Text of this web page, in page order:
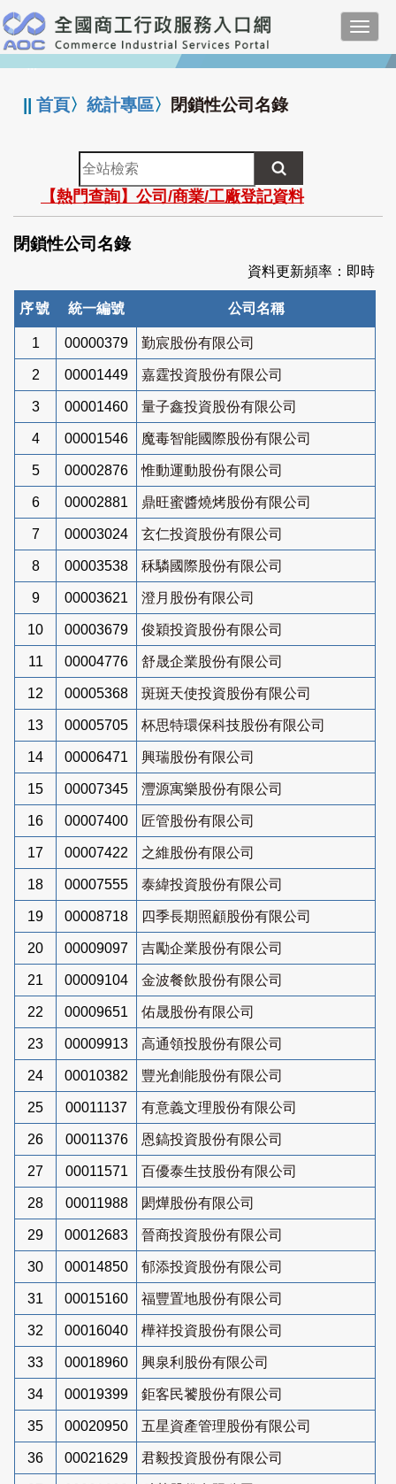
跳
到
主
要
:::
||首頁〉統計專區〉 閉鎖性公司名錄
全
站
檢
索
【熱門查詢】公司/商業/工廠登記資料
閉鎖性公司名錄
資料更新頻率：即時
序號 統一編號 公司名稱
1 00000379 勤宸股份有限公司
2 00001449 嘉霆投資股份有限公司
3 00001460 量子鑫投資股份有限公司
4 00001546 魔毒智能國際股份有限公司
5 00002876 惟動運動股份有限公司
6 00002881 鼎旺蜜醬燒烤股份有限公司
7 00003024 玄仁投資股份有限公司
8 00003538 秝驎國際股份有限公司
9 00003621 澄月股份有限公司
10 00003679 俊穎投資股份有限公司
11 00004776 舒晟企業股份有限公司
12 00005368 斑斑天使投資股份有限公司
13 00005705 杯思特環保科技股份有限公司
14 00006471 興瑞股份有限公司
15 00007345 灃源寓樂股份有限公司
16 00007400 匠管股份有限公司
17 00007422 之維股份有限公司
18 00007555 泰緯投資股份有限公司
19 00008718 四季長期照顧股份有限公司
20 00009097 吉勵企業股份有限公司
21 00009104 金波餐飲股份有限公司
22 00009651 佑晟股份有限公司
23 00009913 高通領投股份有限公司
24 00010382 豐光創能股份有限公司
25 00011137 有意義文理股份有限公司
26 00011376 恩鎬投資股份有限公司
27 00011571 百優泰生技股份有限公司
28 00011988 閎燁股份有限公司
29 00012683 晉商投資股份有限公司
30 00014850 郁添投資股份有限公司
31 00015160 福豐置地股份有限公司
32 00016040 樺祥投資股份有限公司
33 00018960 興泉利股份有限公司
34 00019399 鉅客民饕股份有限公司
35 00020950 五星資產管理股份有限公司
36 00021629 君毅投資股份有限公司